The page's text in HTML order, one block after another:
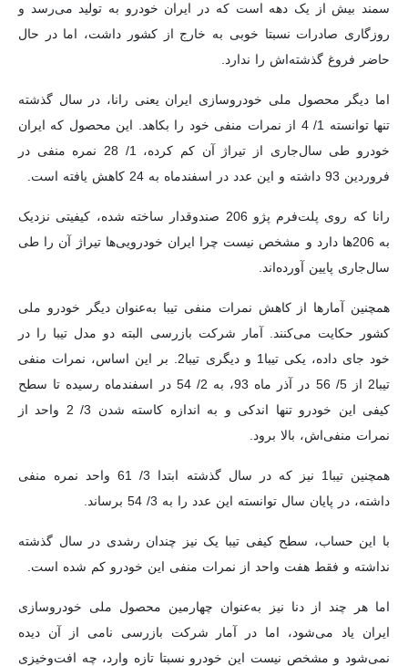
سمند بیش از یک دهه است که در ایران خودرو به تولید می‌رسد و
روزگاری صادرات نسبتا خوبی به خارج از کشور داشت، اما در حال
حاضر فروغ گذشته‌اش را ندارد.
اما دیگر محصول ملی خودروسازی ایران یعنی رانا، در سال گذشته
تنها توانسته 1/ 4 از نمرات منفی خود را بکاهد. این محصول که ایران
خودرو طی سال‌جاری از تیراژ آن کم کرده، 1/ 28 نمره منفی در
فروردین 93 داشته و این عدد در اسفندماه به 24 کاهش یافته است.
رانا که روی پلت‌فرم پژو 206 صندوقدار ساخته شده، کیفیتی نزدیک
به 206‌ها دارد و مشخص نیست چرا ایران خودرویی‌ها تیراژ آن را طی
سال‌جاری پایین آورده‌اند.
همچنین آمارها از کاهش نمرات منفی تیبا به‌عنوان دیگر خودرو ملی
کشور حکایت می‌کنند. آمار شرکت بازرسی البته دو مدل تیبا را در
خود جای داده، یکی تیبا1 و دیگری تیبا2. بر این اساس، نمرات منفی
تیبا2 از 5/ 56 در آذر ماه 93، به 2/ 54 در اسفندماه رسیده تا سطح
کیفی این خودرو تنها اندکی و به اندازه کاسته شدن 3/ 2 واحد از
نمرات منفی‌اش، بالا برود.
همچنین تیبا1 نیز که در سال گذشته ابتدا 3/ 61 واحد نمره منفی
داشته، در پایان سال توانسته این عدد را به 3/ 54 برساند.
با این حساب، سطح کیفی تیبا یک نیز چندان رشدی در سال گذشته
نداشته و فقط هفت واحد از نمرات منفی این خودرو کم شده است.
اما هر چند از دنا نیز به‌عنوان چهارمین محصول ملی خودروسازی
ایران یاد می‌شود، اما در آمار شرکت بازرسی نامی از آن دیده
نمی‌شود و مشخص نیست این خودرو نسبتا تازه وارد، چه افت‌و‌خیزی